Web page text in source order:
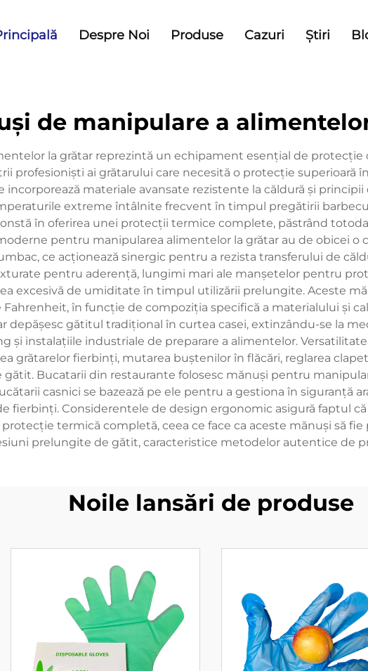
Despre Noi Produse Cazuri Știri
de manipulare a
la grătar reprezintă un echipament esențial de
profesioniști ai grătarului care necesită o protecție
incorporează materiale avansate rezistente la căldură și
extreme întâlnite frecvent în timpul pregătirii
în oferirea unei protecții termice complete, păstrând
pentru manipularea alimentelor la grătar au de obicei
ce acționează sinergic pentru a rezista transferului de
pentru aderență, lungimi mari ale manșetelor pentru
excesivă de umiditate în timpul utilizării prelungite. Aceste
în funcție de compoziția specifică a materialului și
depășesc gătitul tradițional în curtea casei, extinzându-se la
și instalațiile industriale de preparare a alimentelor.
grătarelor fierbinți, mutarea buștenilor în flăcări, reglarea
Bucatarii din restaurante folosesc mănuși pentru
casnici se bazează pe ele pentru a gestiona în siguranță
fierbinți. Considerentele de design ergonomic asigură faptul
termică completă, ceea ce face ca aceste mănuși să
prelungite de gătit, caracteristice metodelor autentice de
Noile lansări de produse